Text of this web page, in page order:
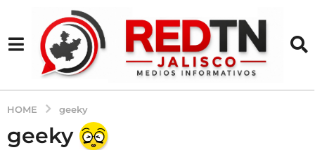
HOME geeky
geeky